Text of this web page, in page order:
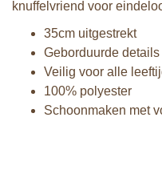
knuffelvriend voor
35cm uitgestrekt
Geborduurde details
Veilig voor alle
100% polyester
Schoonmaken met